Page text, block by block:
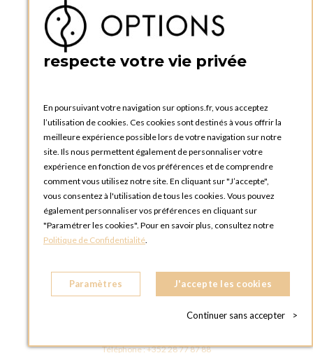
Créer un compte
PRATIQUE
Catalogues et bons de commande
Tutoriels
OPTIONS LUXEMBOURG
13 rue Paul Rischard
5324 Contern
LUXEMBOURG
BOUTIQUE OPTIONS LUXEMBOURG
L - 1842 HOWALD LUXEMBOURG
Téléphone :+352 28 77 87 88
respecte votre vie privée
En poursuivant votre navigation sur options.fr, vous acceptez
l’utilisation de cookies. Ces cookies sont destinés à vous offrir la
meilleure expérience possible lors de votre navigation sur notre
site. Ils nous permettent également de personnaliser votre
expérience en fonction de vos préférences et de comprendre
comment vous utilisez notre site. En cliquant sur "J’accepte",
vous consentez à l'utilisation de tous les cookies. Vous pouvez
également personnaliser vos préférences en cliquant sur
"Paramétrer les cookies". Pour en savoir plus, consultez notre
Politique de Confidentialité.
Paramètres J'accepte les cookies
Continuer sans accepter >